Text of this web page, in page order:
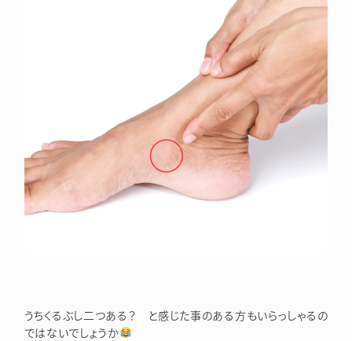
うちくるぶし二つある？ と感じた事のある方もいらっしゃるの
ではないでしょうか